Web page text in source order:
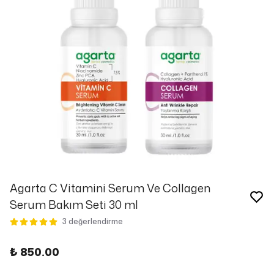
Agarta C Vitamini Serum Ve Collagen
Serum Bakım Seti 30 ml
3 değerlendirme
₺ 850.00